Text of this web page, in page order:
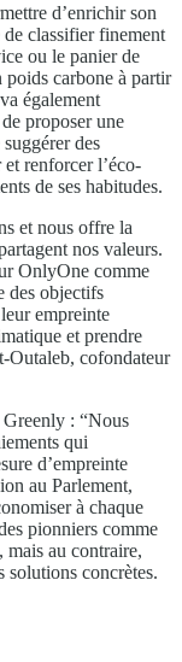
d’enrichir son
classifier finement
ou le panier de
poids carbone à partir
également
proposer une
des
renforcer l’éco-
de ses habitudes.
et nous offre la
nos valeurs.
OnlyOne comme
des objectifs
empreinte
et prendre
Outaleb, cofondateur
: “Nous
qui
d’empreinte
au Parlement,
à chaque
pionniers comme
au contraire,
solutions concrètes.